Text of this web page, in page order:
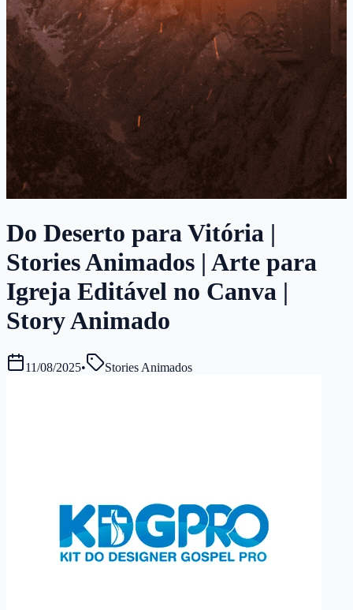
Do Deserto para Vitória |
Stories Animados | Arte para
Igreja Editável no Canva |
Story Animado
11/08/2025• Stories Animados